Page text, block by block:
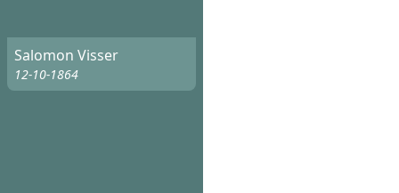
Salomon Visser
12-10-1864